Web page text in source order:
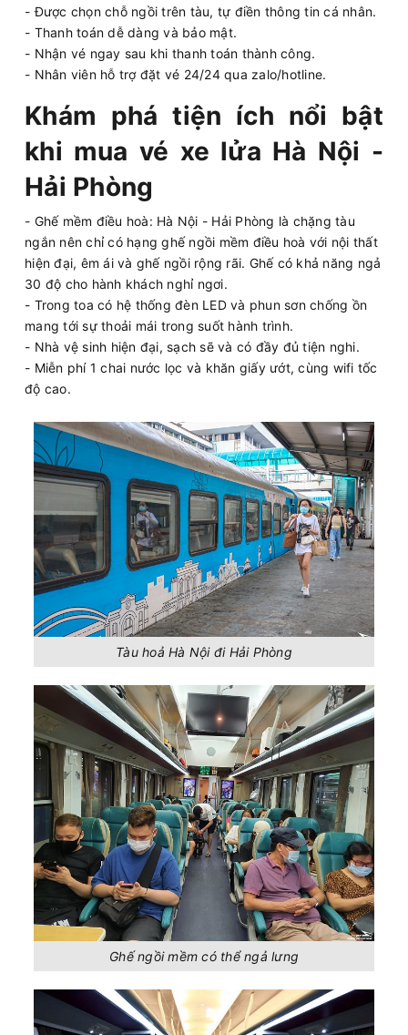
- Được chọn chỗ ngồi trên tàu, tự điền thông tin cá nhân.
- Thanh toán dễ dàng và bảo mật.
- Nhận vé ngay sau khi thanh toán thành công.
- Nhân viên hỗ trợ đặt vé 24/24 qua zalo/hotline.
Khám phá tiện ích nổi bật
khi mua vé xe lửa Hà Nội -
Hải Phòng
- Ghế mềm điều hoà: Hà Nội - Hải Phòng là chặng tàu
ngắn nên chỉ có hạng ghế ngồi mềm điều hoà với nội thất
hiện đại, êm ái và ghế ngồi rộng rãi. Ghế có khả năng ngả
30 độ cho hành khách nghỉ ngơi.
- Trong toa có hệ thống đèn LED và phun sơn chống ồn
mang tới sự thoải mái trong suốt hành trình.
- Nhà vệ sinh hiện đại, sạch sẽ và có đầy đủ tiện nghi.
- Miễn phí 1 chai nước lọc và khăn giấy ướt, cùng wifi tốc
độ cao.
Tàu hoả Hà Nội đi Hải Phòng
Ghế ngồi mềm có thể ngả lưng